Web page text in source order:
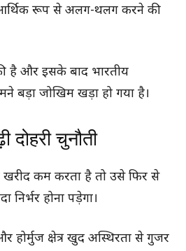
रूप से अलग-थलग करने की
है और इसके बाद भारतीय
बड़ा जोखिम खड़ा हो गया है।
दोहरी चुनौती
कम करता है तो उसे फिर से
निर्भर होना पड़ेगा।
होर्मुज क्षेत्र खुद अस्थिरता से गुजर